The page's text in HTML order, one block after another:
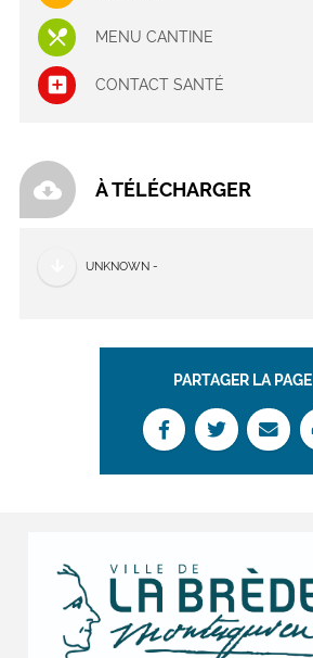
MENU CANTINE
CONTACT SANTÉ
cloud_download À TÉLÉCHARGER
UNKNOWN -
PARTAGER LA PAGE